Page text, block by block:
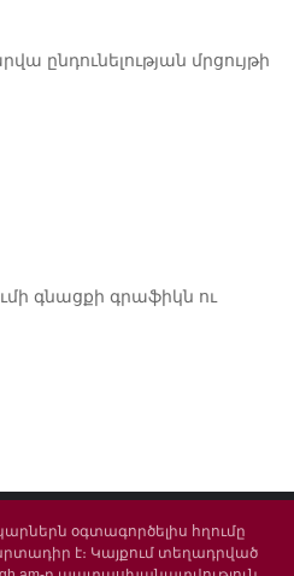
ընդունելության մրցույթի
գնացքի գրաֆիկն ու
օգտագործելիս հղումը
է։ Կայքում տեղադրված